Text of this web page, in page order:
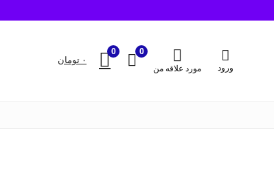
ورود مورد علاقه من
0
0
۰ تومان